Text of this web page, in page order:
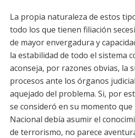
La propia naturaleza de estos
todo los que tienen filiación
de mayor envergadura y
la estabilidad de todo el sistema
aconseja, por razones obvias, la
procesos ante los órganos
aquejado del problema. Si, por
se consideró en su momento que
Nacional debía asumir el
de terrorismo, no parece